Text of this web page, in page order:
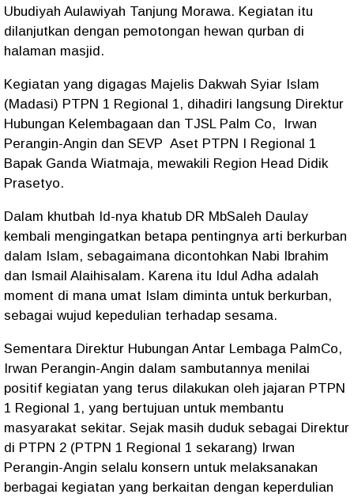
Ubudiyah Aulawiyah Tanjung Morawa. Kegiatan itu
dilanjutkan dengan pemotongan hewan qurban di
halaman masjid.
Kegiatan yang digagas Majelis Dakwah Syiar Islam
(Madasi) PTPN 1 Regional 1, dihadiri langsung Direktur
Hubungan Kelembagaan dan TJSL Palm Co, Irwan
Perangin-Angin dan SEVP Aset PTPN I Regional 1
Bapak Ganda Wiatmaja, mewakili Region Head Didik
Prasetyo.
Dalam khutbah Id-nya khatub DR MbSaleh Daulay
kembali mengingatkan betapa pentingnya arti berkurban
dalam Islam, sebagaimana dicontohkan Nabi Ibrahim
dan Ismail Alaihisalam. Karena itu Idul Adha adalah
moment di mana umat Islam diminta untuk berkurban,
sebagai wujud kepedulian terhadap sesama.
Sementara Direktur Hubungan Antar Lembaga PalmCo,
Irwan Perangin-Angin dalam sambutannya menilai
positif kegiatan yang terus dilakukan oleh jajaran PTPN
1 Regional 1, yang bertujuan untuk membantu
masyarakat sekitar. Sejak masih duduk sebagai Direktur
di PTPN 2 (PTPN 1 Regional 1 sekarang) Irwan
Perangin-Angin selalu konsern untuk melaksanakan
berbagai kegiatan yang berkaitan dengan keperdulian